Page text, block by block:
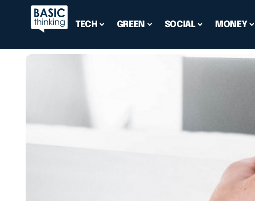
TECH GREEN SOCIAL MONEY